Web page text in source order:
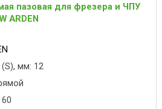
пазовая для фрезера и ЧПУ
ARDEN
мм: 12